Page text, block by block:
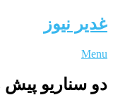
غدیر نیوز
Menu
دو سناریو